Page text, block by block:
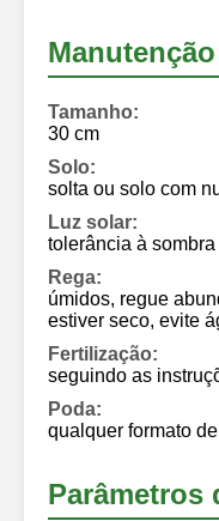
Manutenção
Tamanho:
30 cm
Solo:
solta ou solo com
Luz solar:
tolerância à sombra
Rega:
úmidos, regue
estiver seco, evite
Fertilização:
seguindo as
Poda:
qualquer formato
Parâmetros